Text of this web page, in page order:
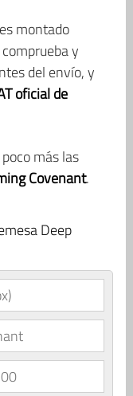
montado
y
del envío, y
oficial de
más las
Covenant.
Deep